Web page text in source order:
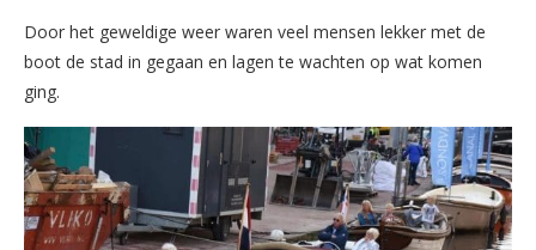
Door het geweldige weer waren veel mensen lekker met de
boot de stad in gegaan en lagen te wachten op wat komen
ging.